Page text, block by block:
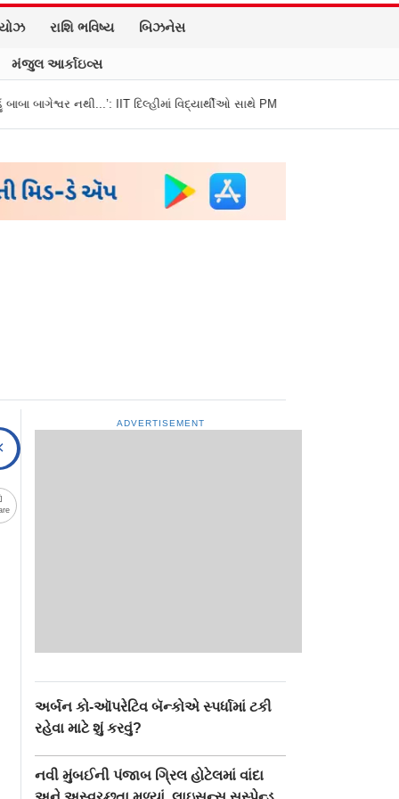
રાશિ ભવિષ્ય બિઝનેસ
મંજુલ આર્કાઇવ્સ
IIT દિલ્હીમાં વિદ્યાર્થીઓ સાથે PM મોદીનો રમુજી સંવાદ
ADVERTISEMENT
અર્બન કો-ઑપરેટિવ બૅન્કોએ સ્પર્ધામાં ટકી
રહેવા માટે શું કરવું?
નવી મુંબઈની પંજાબ ગ્રિલ હોટેલમાં વાંદા